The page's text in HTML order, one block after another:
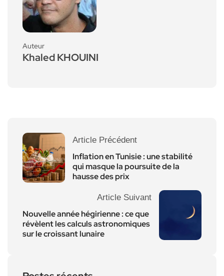
Auteur
Khaled KHOUINI
Article Précédent
Inflation en Tunisie : une stabilité
qui masque la poursuite de la
hausse des prix
Article Suivant
Nouvelle année hégirienne : ce que
révèlent les calculs astronomiques
sur le croissant lunaire